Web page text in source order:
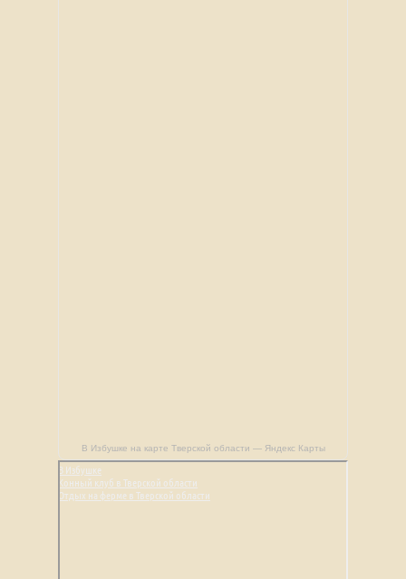
В Избушке на карте Тверской области — Яндекс Карты
В Избушке
Конный клуб в Тверской области
Отдых на ферме в Тверской области